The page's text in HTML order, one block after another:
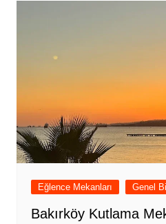
Eğlence Mekanları Genel
Bakırköy Kutlama